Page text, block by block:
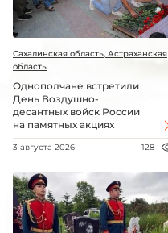
Сахалинская область, Астраханская
область
Однополчане встретили
День Воздушно-
десантных войск России
на памятных акциях
3 августа 2026 128